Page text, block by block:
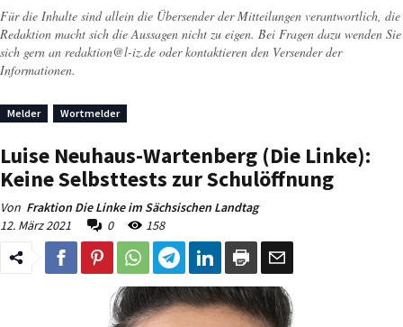
Für die Inhalte sind allein die Übersender der Mitteilungen verantwortlich, die
Redaktion macht sich die Aussagen nicht zu eigen. Bei Fragen dazu wenden Sie
sich gern an redaktion@l-iz.de oder kontaktieren den Versender der
Informationen.
Melder Wortmelder
Luise Neuhaus-Wartenberg (Die Linke):
Keine Selbsttests zur Schulöffnung
Von Fraktion Die Linke im Sächsischen Landtag
12. März 2021
0 158